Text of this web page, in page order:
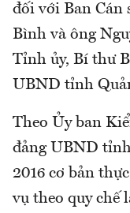
đối với Ban Cán
Bình và ông
Tỉnh ủy, Bí thư
UBND tỉnh
Theo Ủy ban
đảng UBND
2016 cơ bản
vụ theo quy chế